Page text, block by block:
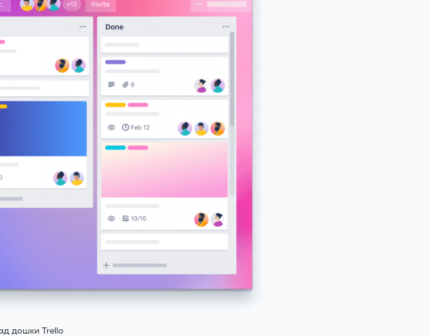
дошки Trello